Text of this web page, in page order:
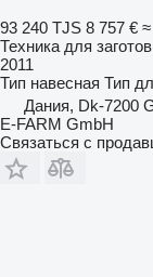
93 240 TJS 8 757 €
Техника для
2011
Тип навесная Тип
Дания, Dk-7200
E-FARM GmbH
Связаться с